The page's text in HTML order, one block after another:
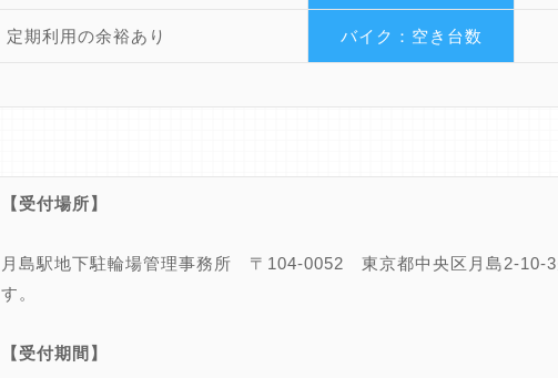
定期利用の余裕あり バイク：空き台数
【受付場所】
月島駅地下駐輪場管理事務所
〒104-0052 東京都中央区月島2-10-
す。
【受付期間】